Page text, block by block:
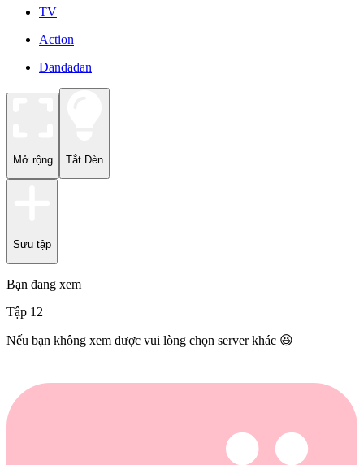
TV
Action
Dandadan
Mở rộng Tắt Đèn
Sưu tập
Bạn đang xem
Tập 12
Nếu bạn không xem được vui lòng chọn server khác 😆